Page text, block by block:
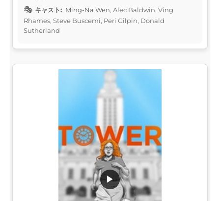
キャスト: Ming-Na Wen, Alec Baldwin, Ving
Rhames, Steve Buscemi, Peri Gilpin, Donald
Sutherland
▶